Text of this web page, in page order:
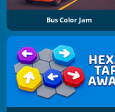
Bus Color Jam